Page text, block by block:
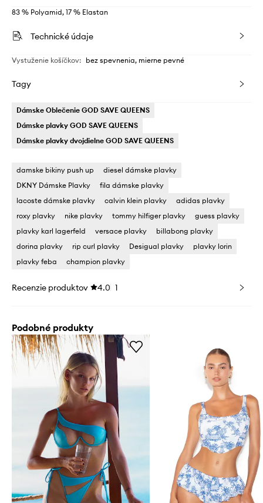
83 % Polyamid, 17 % Elastan
Technické údaje
Vystuženie košíčkov: bez spevnenia, mierne pevné
Tagy
Dámske Oblečenie GOD SAVE QUEENS
Dámske plavky GOD SAVE QUEENS
Dámske plavky dvojdielne GOD SAVE QUEENS
damske bikiny push up
diesel dámske plavky
DKNY Dámske Plavky
fila dámske plavky
lacoste dámske plavky
calvin klein plavky
adidas plavky
roxy plavky
nike plavky tommy hilfiger plavky
guess plavky
plavky karl lagerfeld
versace plavky
billabong plavky
dorina plavky
rip curl plavky Desigual plavky
plavky lorin
plavky feba
champion plavky
Recenzie produktov 4.0 1
Podobné produkty